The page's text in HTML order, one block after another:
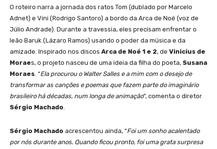
O roteiro narra a jornada dos ratos Tom (dublado por Marcelo
Adnet) e Vini (Rodrigo Santoro) a bordo da Arca de Noé (voz de
Júlio Andrade). Durante a travessia, eles precisam enfrentar o
leão Baruk (Lázaro Ramos) usando o poder da música e da
amizade. Inspirado nos discos Arca de Noé 1 e 2, de Vinicius de
Moraes, o projeto nasceu de uma ideia da filha do poeta, Susana
Moraes. “Ela procurou o Walter Salles e a mim com o desejo de
transformar as canções e poemas que fazem parte do imaginário
brasileiro há décadas, num longa de animação”, comenta o diretor
Sérgio Machado.
Sérgio Machado acrescentou ainda, “Foi um sonho acalentado
por nós durante anos. Quando ficou pronto, foi uma grata surpresa